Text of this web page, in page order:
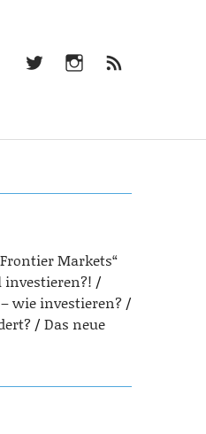
(RSS)
Markets“
wie investieren?
Das neue